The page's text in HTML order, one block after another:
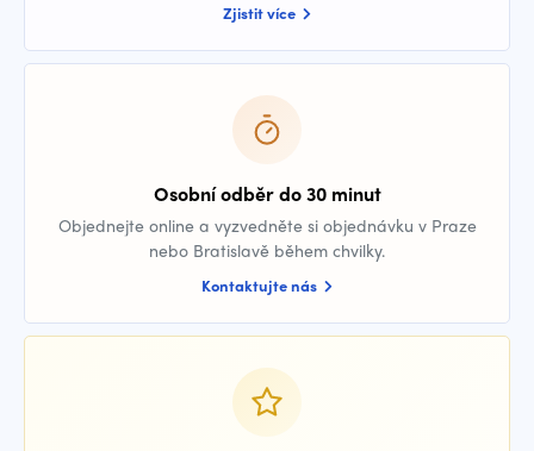
Zjistit více
Osobní odběr do 30 minut
Objednejte online a vyzvedněte si objednávku v Praze
nebo Bratislavě během chvilky.
Kontaktujte nás